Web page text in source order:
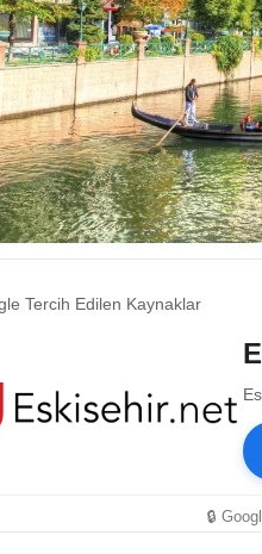
Tercih Edilen Kaynaklar
🔒
Saatleri
Saatleri